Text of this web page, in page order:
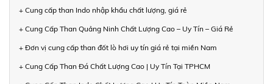
+ Cung cấp than Indo nhập khẩu chất lượng, giá rẻ
+ Cung Cấp Than Quảng Ninh Chất Lượng Cao – Uy Tín – Giá Rẻ
+ Đơn vị cung cấp than đốt lò hơi uy tín giá rẻ tại miền Nam
+ Cung Cấp Than Đá Chất Lượng Cao | Uy Tín Tại TPHCM